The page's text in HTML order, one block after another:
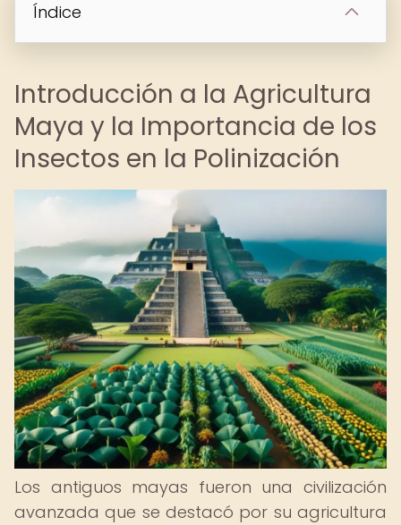
Índice
Introducción a la Agricultura
Maya y la Importancia de los
Insectos en la Polinización
Los antiguos mayas fueron una civilización
avanzada que se destacó por su agricultura